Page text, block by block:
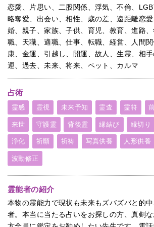
恋愛、片思い、二股関係、浮気、不倫、
略奪愛、出会い、相性、歳の差、遠距離恋
婚、親子、家族、子供、育児、教育、進路
職、天職、適職、仕事、転職、経営、人間
康、金運、引越し、開運、故人、生霊、相
運、過去、未来、将来、ペット、カルマ
占術
霊感 霊視 未来予知 霊査 霊符
来世 守護霊 背後霊 縁結び 縁切り
浄化 祈願 祈祷 写真供養 人形供養
波動修正
霊能者の紹介
本物の霊能力で現状も未来もズバズバと的
者。本当に当たる占いをお探しの方、真剣